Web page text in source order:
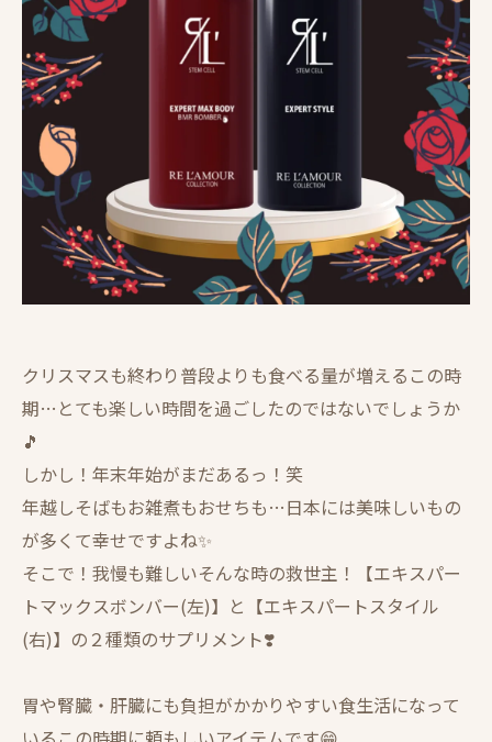
クリスマスも終わり普段よりも食べる量が増えるこの時
期…とても楽しい時間を過ごしたのではないでしょうか
🎵
しかし！年末年始がまだあるっ！笑
年越しそばもお雑煮もおせちも…日本には美味しいもの
が多くて幸せですよね✨
そこで！我慢も難しいそんな時の救世主！【エキスパー
トマックスボンバー(左)】と【エキスパートスタイル
(右)】の２種類のサプリメント❣️
胃や腎臓・肝臓にも負担がかかりやすい食生活になって